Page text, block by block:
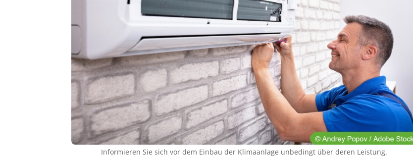
Informieren Sie sich vor dem Einbau der Klimaanlage unbedingt über deren Leistung.